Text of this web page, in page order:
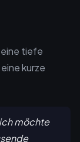
tiefe
kurze
möchte